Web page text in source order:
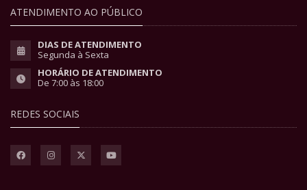
ATENDIMENTO AO PÚBLICO
DIAS DE ATENDIMENTO
Segunda à Sexta
HORÁRIO DE ATENDIMENTO
De 7:00 às 18:00
REDES SOCIAIS